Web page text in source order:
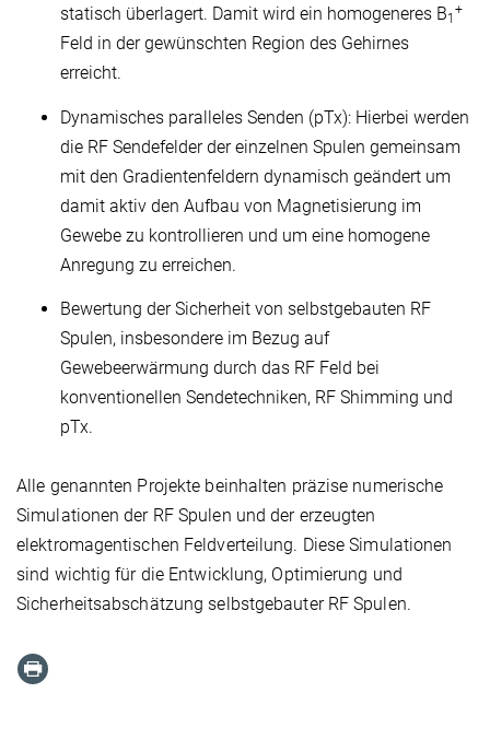
statisch überlagert. Damit wird ein homogeneres B1
+
Feld in der gewünschten Region des Gehirnes
erreicht.
Dynamisches paralleles Senden (pTx): Hierbei werden
die RF Sendefelder der einzelnen Spulen gemeinsam
mit den Gradientenfeldern dynamisch geändert um
damit aktiv den Aufbau von Magnetisierung im
Gewebe zu kontrollieren und um eine homogene
Anregung zu erreichen.
Bewertung der Sicherheit von selbstgebauten RF
Spulen, insbesondere im Bezug auf
Gewebeerwärmung durch das RF Feld bei
konventionellen Sendetechniken, RF Shimming und
pTx.
Alle genannten Projekte beinhalten präzise numerische
Simulationen der RF Spulen und der erzeugten
elektromagentischen Feldverteilung. Diese Simulationen
sind wichtig für die Entwicklung, Optimierung und
Sicherheitsabschätzung selbstgebauter RF Spulen.